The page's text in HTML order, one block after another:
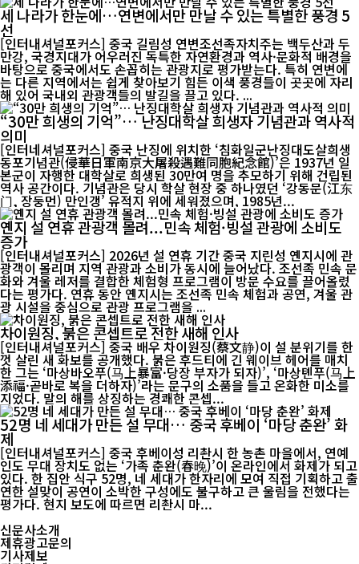
세 나라가 한눈에…연변에서만 만날 수 있는 특별한 풍경 5
선
[인터내셔널포커스] 중국 길림성 연변조선족자치주는 백두산과 두
만강, 국경지대가 어우러진 독특한 자연환경과 역사·문화적 배경을
바탕으로 중국에서도 손꼽히는 관광지로 평가받는다. 특히 연변에
는 다른 지역에서는 쉽게 찾아보기 힘든 이색 풍경들이 곳곳에 자리
해 있어 국내외 관광객들의 발길을 끌고 있다. ...
“30만 희생의 기억”… 난징대학살 희생자 기념관과 역사적
의미
[인터네셔널포커스] 중국 난징에 위치한 ‘침화일군난징대도살희생
동포기념관(侵華日軍南京大屠殺遇難同胞紀念館)’은 1937년 일
본군이 자행한 대학살로 희생된 30만여 명을 추모하기 위해 건립된
역사 공간이다. 기념관은 당시 학살 현장 중 하나였던 ‘강동문(江东
门, 장둥먼) 만인갱’ 유적지 위에 세워졌으며, 1985년...
옌지 설 연휴 관광객 몰려...민속 체험·빙설 관광에 소비도
증가
[인터내셔널포커스] 2026년 설 연휴 기간 중국 지린성 옌지시에 관
광객이 몰리며 지역 관광과 소비가 동시에 늘어났다. 조선족 민속 문
화와 겨울 레저를 결합한 체험형 프로그램이 방문 수요를 끌어올렸
다는 평가다. 연휴 동안 옌지시는 조선족 민속 체험과 공연, 겨울 관
광 시설을 중심으로 관광 프로그램을 ...
차이원징, 붉은 콘셉트로 전한 새해 인사
[인터내셔널포커스] 중국 배우 차이원징(蔡文静)이 설 분위기를 한
껏 살린 새 화보를 공개했다. 붉은 후드티에 긴 웨이브 헤어를 매치
한 그는 ‘마상바오푸(马上暴富·당장 부자가 되자)’, ‘마상톈푸(马上
添福·곧바로 복을 더하자)’라는 문구의 소품을 들고 온화한 미소를
지었다. 말의 해를 상징하는 경쾌한 콘셉...
52명 네 세대가 만든 설 무대… 중국 후베이 ‘마당 춘완’ 화
제
[인터내셔널포커스] 중국 후베이성 리촨시 한 농촌 마을에서, 연예
인도 무대 장치도 없는 ‘가족 춘완(春晚)’이 온라인에서 화제가 되고
있다. 한 집안 식구 52명, 네 세대가 한자리에 모여 직접 기획하고 출
연한 설맞이 공연이 소박한 구성에도 불구하고 큰 울림을 전했다는
평가다. 현지 보도에 따르면 리촨시 마...
신문사소개
제휴광고문의
기사제보